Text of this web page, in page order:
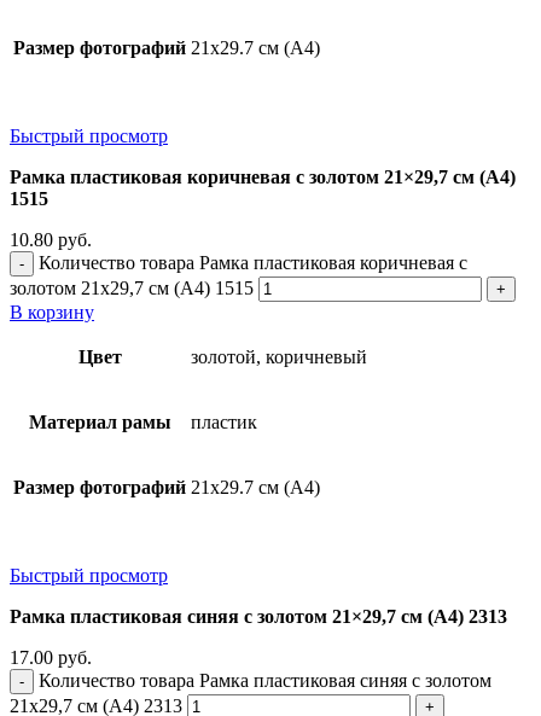
Размер фотографий 21х29.7 см (А4)
Быстрый просмотр
Рамка пластиковая коричневая с золотом 21×29,7 см (А4)
1515
10.80 руб.
Количество товара Рамка пластиковая коричневая с
золотом 21x29,7 см (А4) 1515
В корзину
Цвет золотой, коричневый
Материал рамы пластик
Размер фотографий 21х29.7 см (А4)
Быстрый просмотр
Рамка пластиковая синяя с золотом 21×29,7 см (А4) 2313
17.00 руб.
Количество товара Рамка пластиковая синяя с золотом
21x29,7 см (А4) 2313